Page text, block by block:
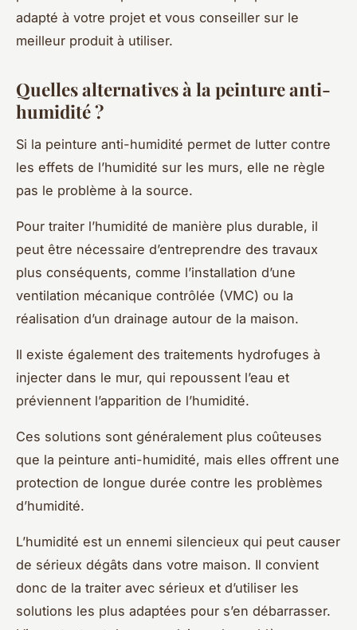
adapté à votre projet et vous conseiller sur le
meilleur produit à utiliser.
Quelles alternatives à la peinture anti-
humidité ?
Si la peinture anti-humidité permet de lutter contre
les effets de l’humidité sur les murs, elle ne règle
pas le problème à la source.
Pour traiter l’humidité de manière plus durable, il
peut être nécessaire d’entreprendre des travaux
plus conséquents, comme l’installation d’une
ventilation mécanique contrôlée (VMC) ou la
réalisation d’un drainage autour de la maison.
Il existe également des traitements hydrofuges à
injecter dans le mur, qui repoussent l’eau et
préviennent l’apparition de l’humidité.
Ces solutions sont généralement plus coûteuses
que la peinture anti-humidité, mais elles offrent une
protection de longue durée contre les problèmes
d’humidité.
L’humidité est un ennemi silencieux qui peut causer
de sérieux dégâts dans votre maison. Il convient
donc de la traiter avec sérieux et d’utiliser les
solutions les plus adaptées pour s’en débarrasser.